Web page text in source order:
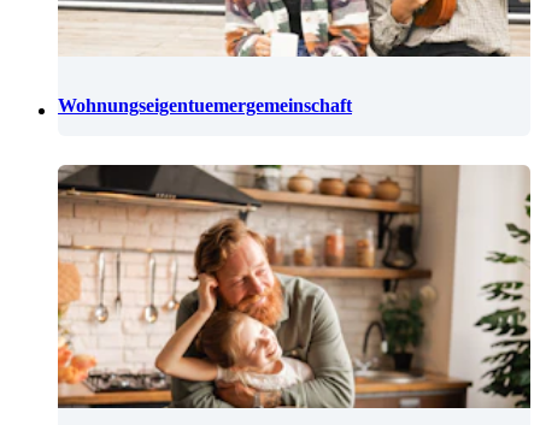
Wohnungseigentuemergemeinschaft